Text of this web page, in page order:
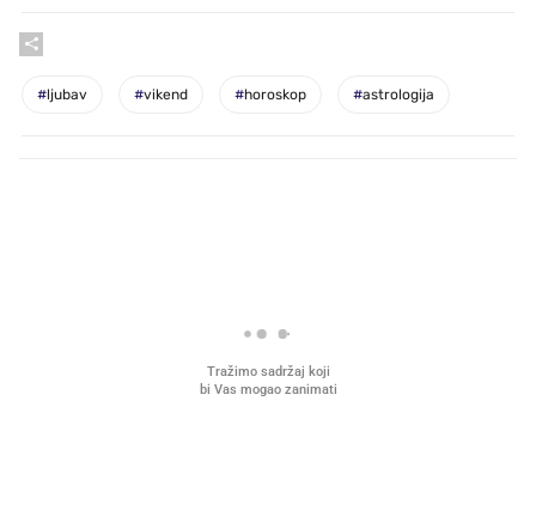
#ljubav #vikend #horoskop #astrologija